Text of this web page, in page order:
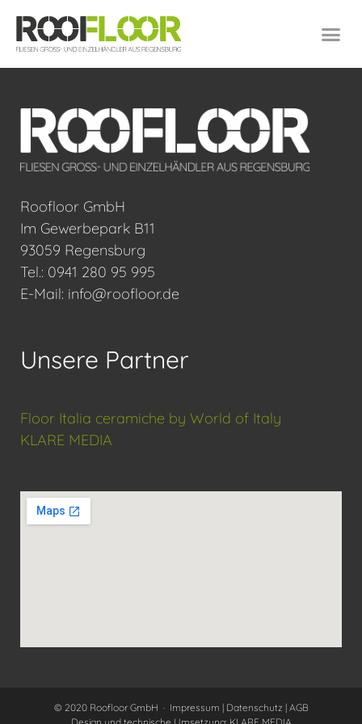
Roofloor GmbH
Im Gewerbepark B11
93059 Regensburg
Tel.: 0941 280 95 995
E-Mail: info@roofloor.de
Unsere Partner
Floor Italia ceramiche by World of Italy
KLARE MEDIA
© 2020 Roofloor GmbH · Impressum | Datenschutz | AGB